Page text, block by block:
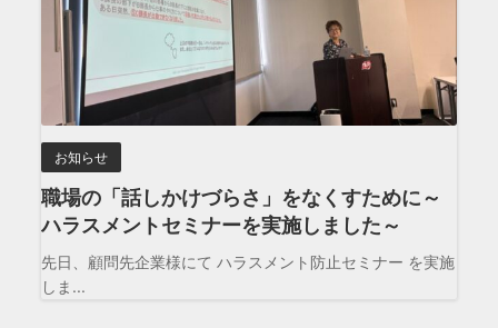
お知らせ
職場の「話しかけづらさ」をなくすために～
ハラスメントセミナーを実施しました～
先日、顧問先企業様にて ハラスメント防止セミナー を実施
しま...